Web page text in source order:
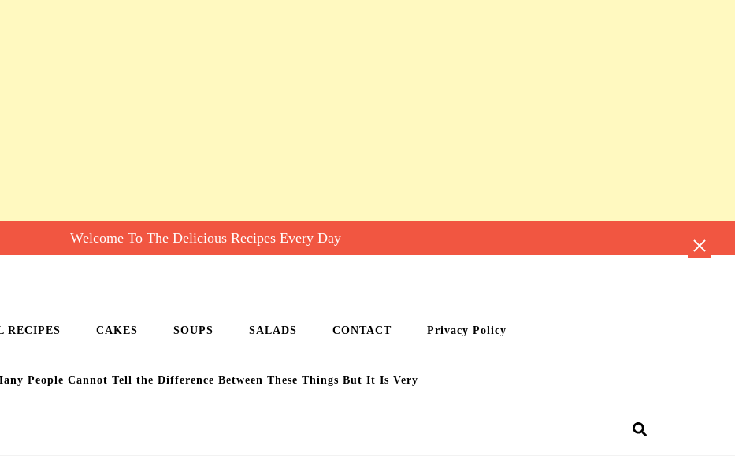
Welcome To The Delicious Recipes Every Day
RECIPES CAKES SOUPS SALADS CONTACT Privacy Policy
People Cannot Tell the Difference Between These Things But It Is Very